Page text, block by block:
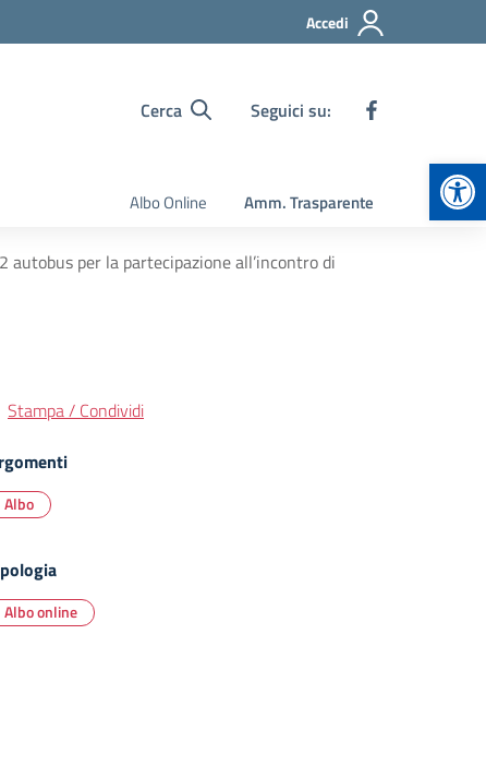
Accedi
Cerca Seguici su:
Albo Online Amm. Trasparente
per la partecipazione all’incontro di
Stampa / Condividi
Albo
Albo online